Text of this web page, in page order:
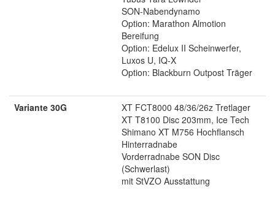
SON-Nabendynamo
Option: Marathon Almotion
Bereifung
Option: Edelux II Scheinwerfer,
Luxos U, IQ-X
Option: Blackburn Outpost Träger
Variante 30G
XT FCT8000 48/36/26z Tretlager
XT T8100 Disc 203mm, Ice Tech
Shimano XT M756 Hochflansch
Hinterradnabe
Vorderradnabe SON Disc
(Schwerlast)
mit StVZO Ausstattung